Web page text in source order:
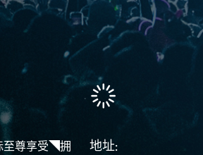
至尊享受◥拥
地址: